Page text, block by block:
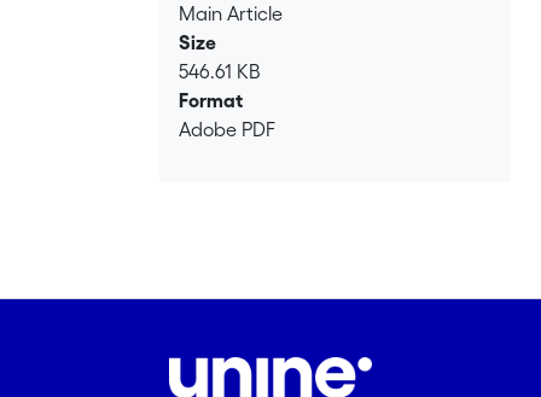
Main Article
Size
546.61 KB
Format
Adobe PDF